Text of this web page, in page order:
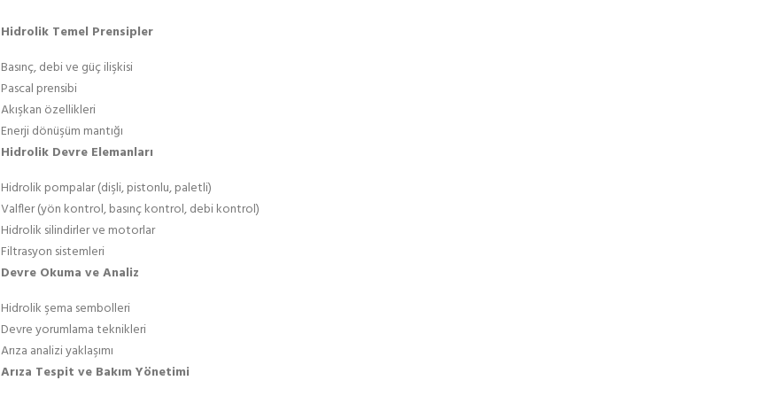
Hidrolik Temel Prensipler
Basınç, debi ve güç ilişkisi
Pascal prensibi
Akışkan özellikleri
Enerji dönüşüm mantığı
Hidrolik Devre Elemanları
Hidrolik pompalar (dişli, pistonlu, paletli)
Valfler (yön kontrol, basınç kontrol, debi kontrol)
Hidrolik silindirler ve motorlar
Filtrasyon sistemleri
Devre Okuma ve Analiz
Hidrolik şema sembolleri
Devre yorumlama teknikleri
Arıza analizi yaklaşımı
Arıza Tespit ve Bakım Yönetimi